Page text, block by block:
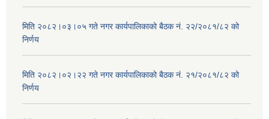
मिति २०८२।०३।०५ गते नगर कार्यपालिकाको बैठक नं. २२/२०८१/८२ को
निर्णय
मिति २०८२।०२।२२ गते नगर कार्यपालिकाको बैठक नं. २१/२०८१/८२ को
निर्णय